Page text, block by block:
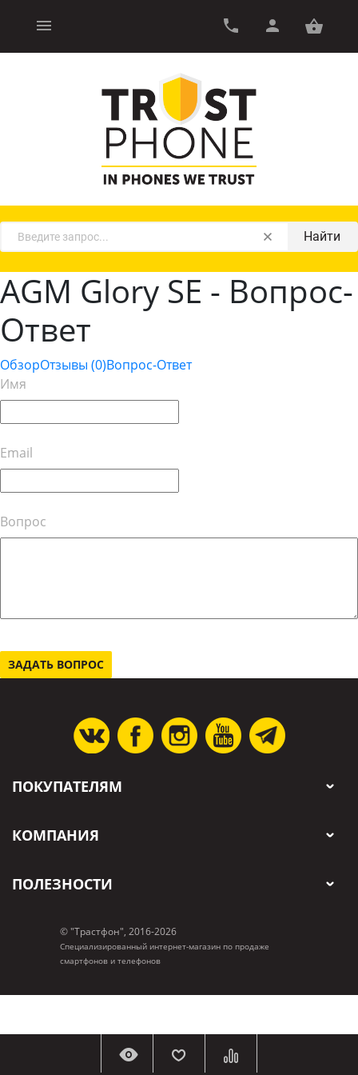
Найти
AGM Glory SE - Вопрос-
Ответ
ОбзорОтзывы (0)Вопрос-Ответ
Имя
Email
Вопрос
ПОКУПАТЕЛЯМ
КОМПАНИЯ
ПОЛЕЗНОСТИ
© "Трастфон", 2016-2026
Специализированный интернет-магазин по продаже
смартфонов и телефонов